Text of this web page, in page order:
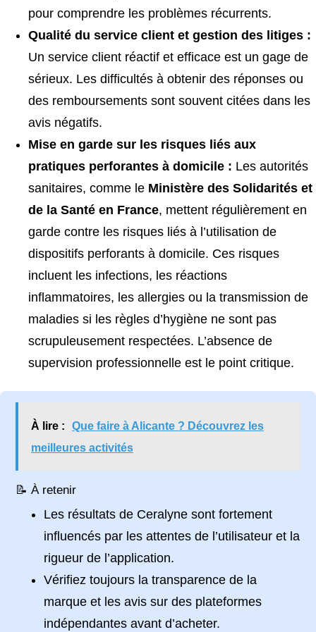
pour comprendre les problèmes récurrents.
Qualité du service client et gestion des litiges :
Un service client réactif et efficace est un gage de
sérieux. Les difficultés à obtenir des réponses ou
des remboursements sont souvent citées dans les
avis négatifs.
Mise en garde sur les risques liés aux
pratiques perforantes à domicile : Les autorités
sanitaires, comme le Ministère des Solidarités et
de la Santé en France, mettent régulièrement en
garde contre les risques liés à l’utilisation de
dispositifs perforants à domicile. Ces risques
incluent les infections, les réactions
inflammatoires, les allergies ou la transmission de
maladies si les règles d’hygiène ne sont pas
scrupuleusement respectées. L’absence de
supervision professionnelle est le point critique.
À lire :
Que faire à Alicante ? Découvrez les
meilleures activités
📝 À retenir
Les résultats de Ceralyne sont fortement
influencés par les attentes de l’utilisateur et la
rigueur de l’application.
Vérifiez toujours la transparence de la
marque et les avis sur des plateformes
indépendantes avant d’acheter.